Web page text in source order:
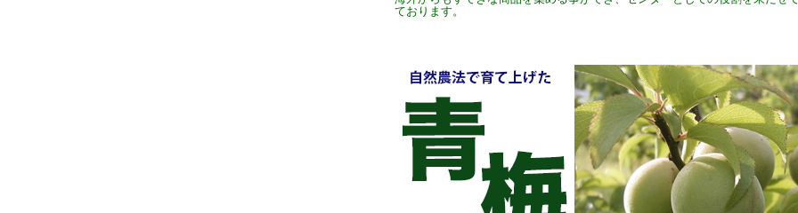
ております。